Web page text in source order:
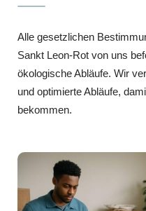
Alle gesetzlichen
Sankt Leon-Rot von uns
ökologische Abläufe. Wir
und optimierte Abläufe,
bekommen.